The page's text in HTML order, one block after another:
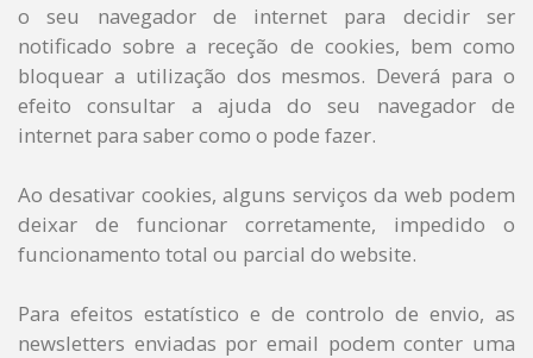
o seu navegador de internet para decidir ser
notificado sobre a receção de cookies, bem como
bloquear a utilização dos mesmos. Deverá para o
efeito consultar a ajuda do seu navegador de
internet para saber como o pode fazer.
Ao desativar cookies, alguns serviços da web podem
deixar de funcionar corretamente, impedido o
funcionamento total ou parcial do website.
Para efeitos estatístico e de controlo de envio, as
newsletters enviadas por email podem conter uma